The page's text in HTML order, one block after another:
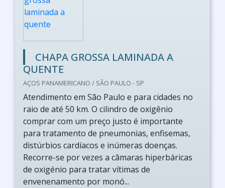
CHAPA GROSSA LAMINADA A
QUENTE
AÇOS PANAMERICANO / SÃO PAULO - SP
Atendimento em São Paulo e para cidades no
raio de até 50 km. O cilindro de oxigênio
comprar com um preço justo é importante
para tratamento de pneumonias, enfisemas,
distúrbios cardíacos e inúmeras doenças.
Recorre-se por vezes a câmaras hiperbáricas
de oxigénio para tratar vítimas de
envenenamento por monó...